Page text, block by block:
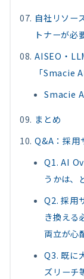
自社リソー
トナーが必
AISEO・
「Smacie
Smacie
まとめ
Q&A：採用
Q1. AI
うかは、
Q2. 採用
き換える
両立が心
Q3. 既に
ズリーチ